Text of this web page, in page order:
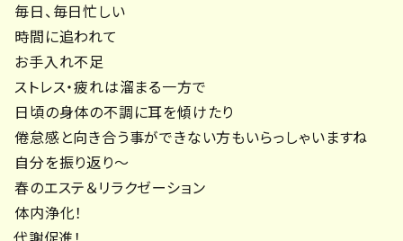
毎日、毎日忙しい
時間に追われて
お手入れ不足
ストレス・疲れは溜まる一方で
日頃の身体の不調に耳を傾けたり
倦怠感と向き合う事ができない方もいらっしゃいますね
自分を振り返り～
春のエステ＆リラクゼーション
体内浄化！